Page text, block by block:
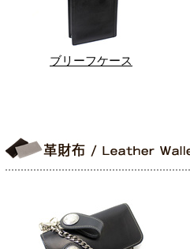
ブリーフケース